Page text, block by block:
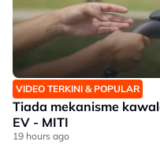
VIDEO TERKINI & POPULAR
Tiada mekanisme
EV - MITI
19 hours ago